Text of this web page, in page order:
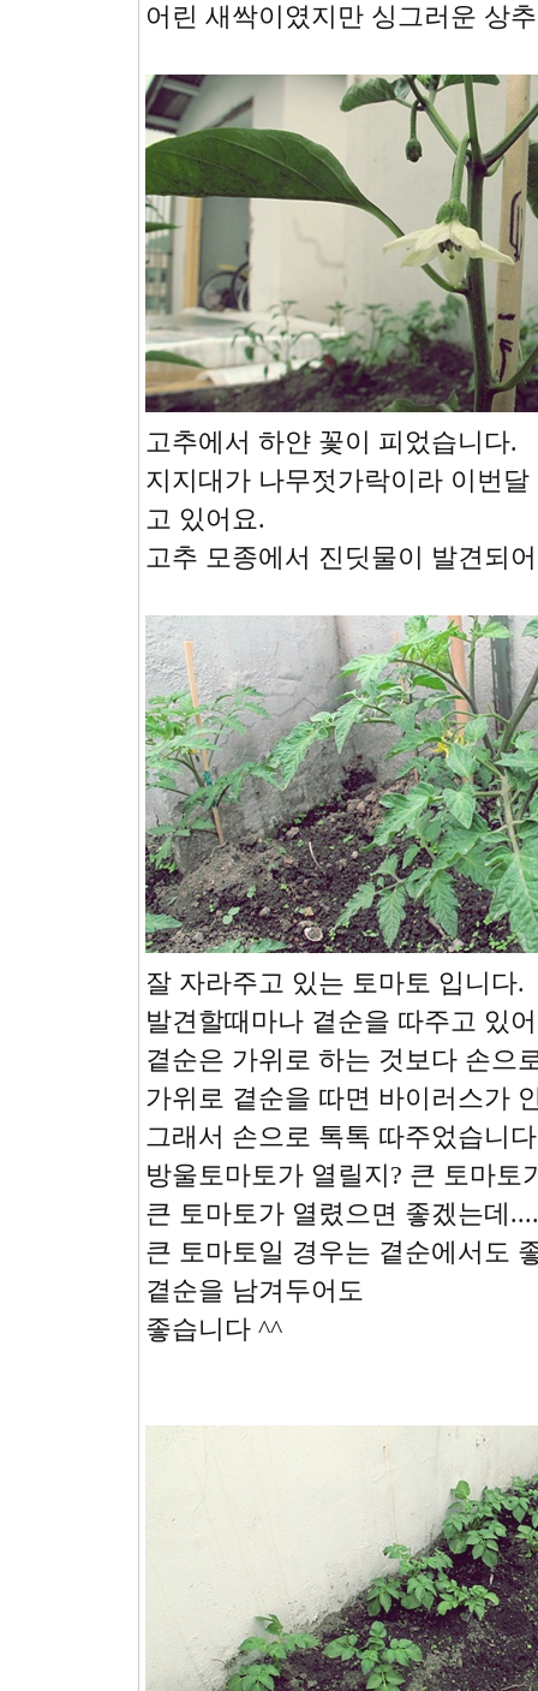
어린 새싹이였지만 싱그러운 상
고추에서 하얀 꽃이 피었습니다.
지지대가 나무젓가락이라 이번
고 있어요.
고추 모종에서 진딧물이 발견되
잘 자라주고 있는 토마토 입니다.
발견할때마나 곁순을 따주고 있
곁순은 가위로 하는 것보다 손으
가위로 곁순을 따면 바이러스가
그래서 손으로 톡톡 따주었습니
방울토마토가 열릴지? 큰 토마토
큰 토마토가 열렸으면 좋겠는데
큰 토마토일 경우는 곁순에서도
곁순을 남겨두어도
좋습니다 ^^